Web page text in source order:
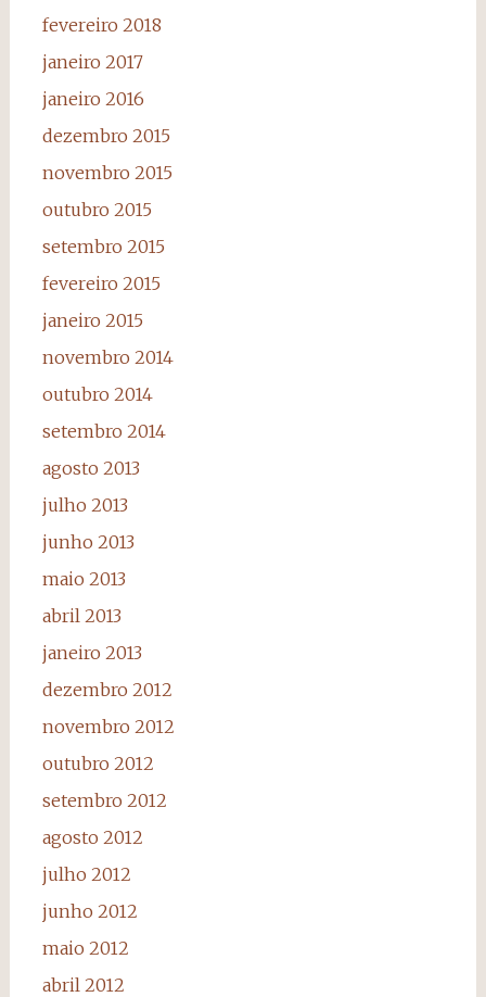
fevereiro 2018
janeiro 2017
janeiro 2016
dezembro 2015
novembro 2015
outubro 2015
setembro 2015
fevereiro 2015
janeiro 2015
novembro 2014
outubro 2014
setembro 2014
agosto 2013
julho 2013
junho 2013
maio 2013
abril 2013
janeiro 2013
dezembro 2012
novembro 2012
outubro 2012
setembro 2012
agosto 2012
julho 2012
junho 2012
maio 2012
abril 2012